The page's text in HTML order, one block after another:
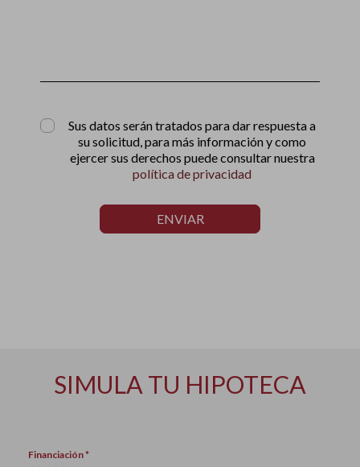
Sus datos serán tratados para dar respuesta a
su solicitud, para más información y como
ejercer sus derechos puede consultar nuestra
política de privacidad
ENVIAR
SIMULA TU HIPOTECA
Financiación *